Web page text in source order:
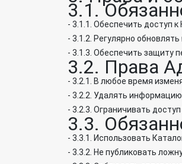
3.1.
- 3.1.1. Обеспечить доступ
- 3.1.2. Регулярно
- 3.1.3. Обеспечить защиту
3.2. Права
- 3.2.1. В любое время
- 3.2.2. Удалять
- 3.2.3. Ограничивать
3.3.
- 3.3.1. Использовать
- 3.3.2. Не публиковать